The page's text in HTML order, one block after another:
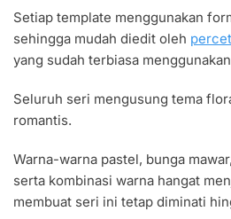
Setiap template menggunakan
sehingga mudah diedit oleh
yang sudah terbiasa
Seluruh seri mengusung tema
romantis.
Warna-warna pastel, bunga
serta kombinasi warna hangat
membuat seri ini tetap diminati